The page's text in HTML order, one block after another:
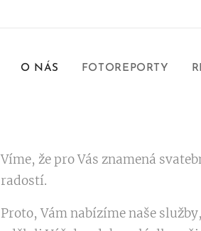
O NÁS FOTOREPORTY
Víme, že pro Vás znamená
radostí.
Proto, Vám nabízíme naše